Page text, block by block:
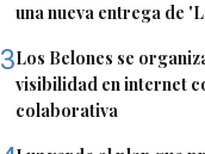
una nueva entrega de
3Los Belones se
visibilidad en internet
colaborativa